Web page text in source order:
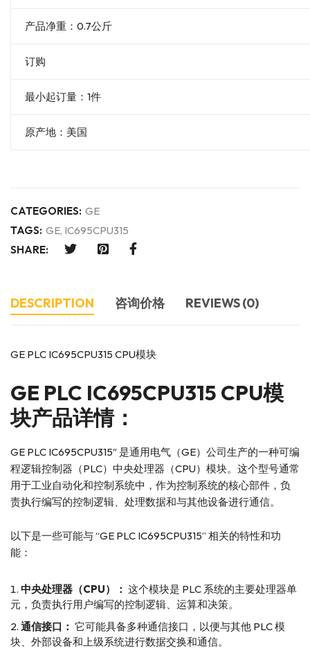
产品净重：0.7公斤
订购
最小起订量：1件
原产地：美国
CATEGORIES: GE
TAGS: GE IC695CPU315
SHARE:
DESCRIPTION 咨询价格 REVIEWS (0)
GE PLC IC695CPU315 CPU模块
GE PLC IC695CPU315 CPU模
块产品详情：
GE PLC IC695CPU315″ 是通用电气（GE）公司生产的一种可编
程逻辑控制器（PLC）中央处理器（CPU）模块。这个型号通常
用于工业自动化和控制系统中，作为控制系统的核心部件，负
责执行编写的控制逻辑、处理数据和与其他设备进行通信。
以下是一些可能与 “GE PLC IC695CPU315” 相关的特性和功
能：
中央处理器（CPU）： 这个模块是 PLC 系统的主要处理器单
元，负责执行用户编写的控制逻辑、运算和决策。
通信接口： 它可能具备多种通信接口，以便与其他 PLC 模
块、外部设备和上级系统进行数据交换和通信。